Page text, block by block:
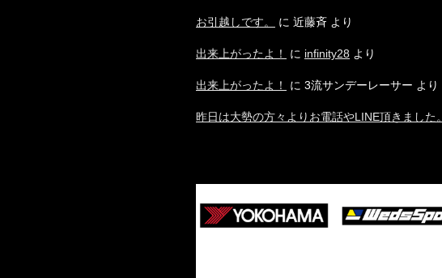
お引越しです。 に 近藤斉 より
出来上がったよ！ に infinity28 より
出来上がったよ！ に 3流サンデーレーサー より
昨日は大勢の方々よりお電話やLINE頂きました。